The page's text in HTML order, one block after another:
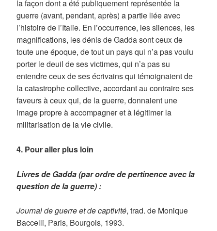
la façon dont a été publiquement représentée la
guerre (avant, pendant, après) a partie liée avec
l’histoire de l’Italie. En l’occurrence, les silences, les
magnifications, les dénis de Gadda sont ceux de
toute une époque, de tout un pays qui n’a pas voulu
porter le deuil de ses victimes, qui n’a pas su
entendre ceux de ses écrivains qui témoignaient de
la catastrophe collective, accordant au contraire ses
faveurs à ceux qui, de la guerre, donnaient une
image propre à accompagner et à légitimer la
militarisation de la vie civile.
4. Pour aller plus loin
Livres de Gadda (par ordre de pertinence avec la
question de la guerre) :
Journal de guerre et de captivité, trad. de Monique
Baccelli, Paris, Bourgois, 1993.